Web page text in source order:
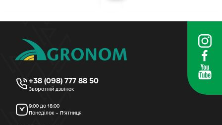
+38 (098) 777 88 50
Зворотній дзвінок
9:00 до 18:00
Понеділок - П’ятниця